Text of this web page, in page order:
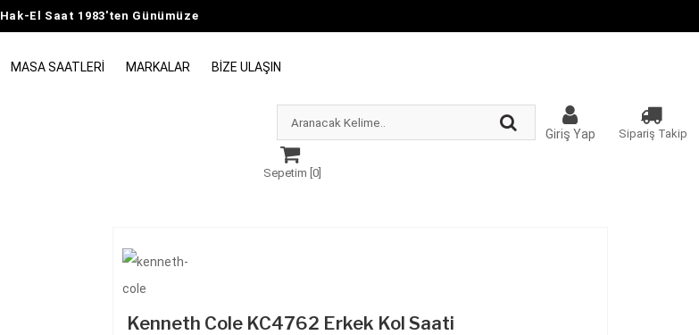
Hak-El Saat 1983'ten Günümüze
MASA SAATLERI MARKALAR BIZE ULAŞIN
Giriş Yap Sipariş Takip
Sepetim [ 0]
Kenneth Cole KC4762 Erkek Kol Saati